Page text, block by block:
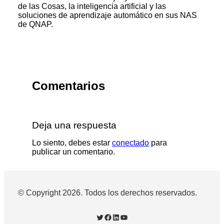
de las Cosas, la inteligencia artificial y las
soluciones de aprendizaje automático en sus NAS
de QNAP.
Comentarios
Deja una respuesta
Lo siento, debes estar conectado para
publicar un comentario.
© Copyright 2026. Todos los derechos reservados.
Twitter Facebook LinkedIn YouTube